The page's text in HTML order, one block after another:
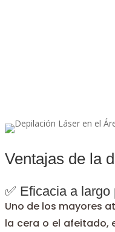
Ventajas de la
✅ Eficacia a
Uno de los mayores
la cera o el afeitado,